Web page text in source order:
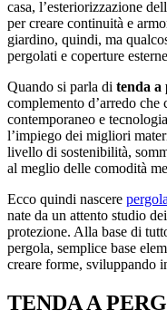
casa, l’esteriorizzazione
per creare continuità e
giardino, quindi, ma
pergolati e coperture
Quando si parla di tenda a
complemento d’arredo
contemporaneo e
l’impiego dei migliori
livello di sostenibilità,
al meglio delle comodità
Ecco quindi nascere
nate da un attento studio
protezione. Alla base di
pergola, semplice base
creare forme, sviluppando
TENDA A